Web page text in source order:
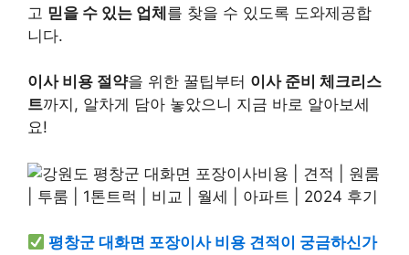
고 믿을 수 있는 업체를 찾을 수 있도록 도와제공합
니다.
이사 비용 절약을 위한 꿀팁부터 이사 준비 체크리스
트까지, 알차게 담아 놓았으니 지금 바로 알아보세
요!
평창군 대화면 포장이사 비용 견적이 궁금하신가